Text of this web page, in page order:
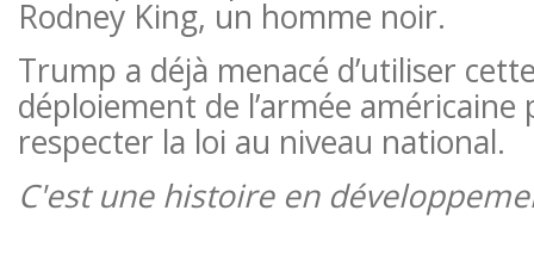
Rodney King, un homme noir.
Trump a déjà menacé d’utiliser
déploiement de l’armée
respecter la loi au niveau national.
C'est une histoire en